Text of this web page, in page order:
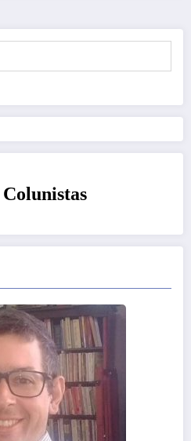
Colunistas